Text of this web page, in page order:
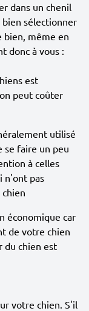
dans un chenil
sélectionner
bien, même en
donc à vous :
est
peut coûter
utilisé
se faire un peu
à celles
n'ont pas
économique car
de votre chien
du chien est
votre chien. S'il